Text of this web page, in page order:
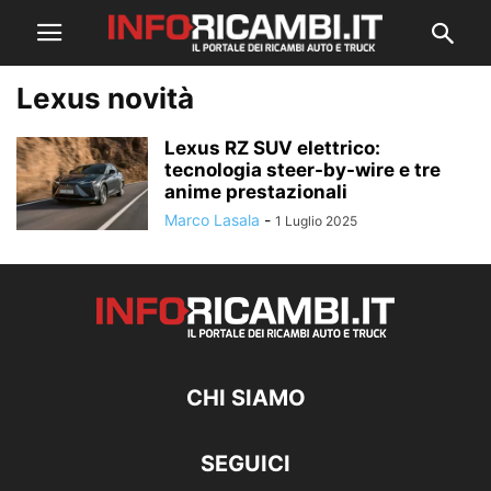
Lexus novità
Lexus RZ SUV elettrico:
tecnologia steer-by-wire e tre
anime prestazionali
Marco Lasala - 1 Luglio 2025
CHI SIAMO
SEGUICI